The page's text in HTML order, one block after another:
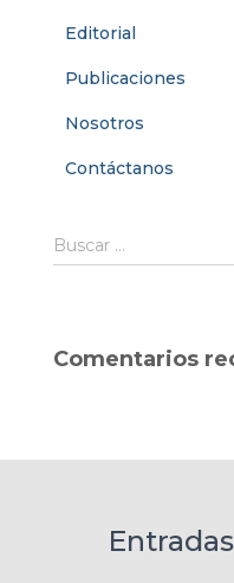
Editorial
Publicaciones
Nosotros
Contáctanos
B
u
r
Buscar …
Comentarios